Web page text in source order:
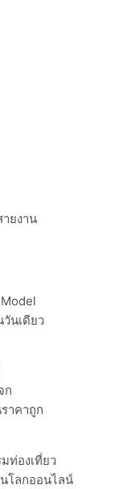
ยงาน
นเดียว
ก
าคาถูก
ท่องเที่ยว
โลกออนไลน์